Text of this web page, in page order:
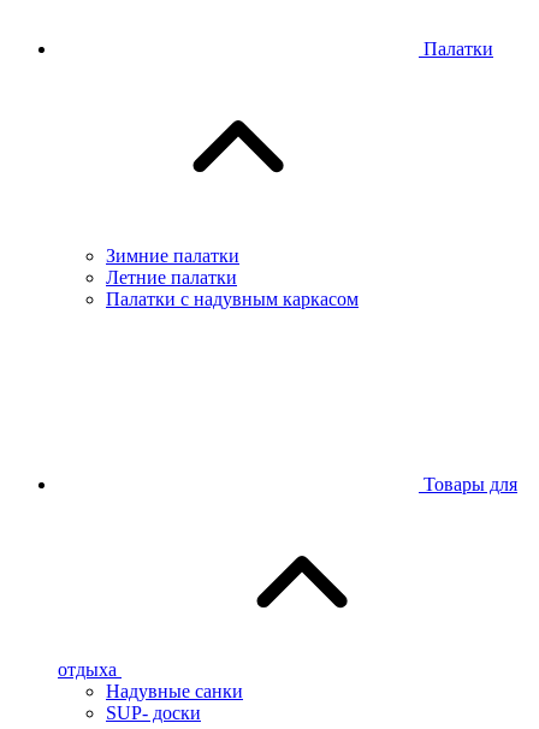
Палатки
Зимние палатки
Летние палатки
Палатки с надувным каркасом
Товары для
отдыха
Надувные санки
SUP- доски